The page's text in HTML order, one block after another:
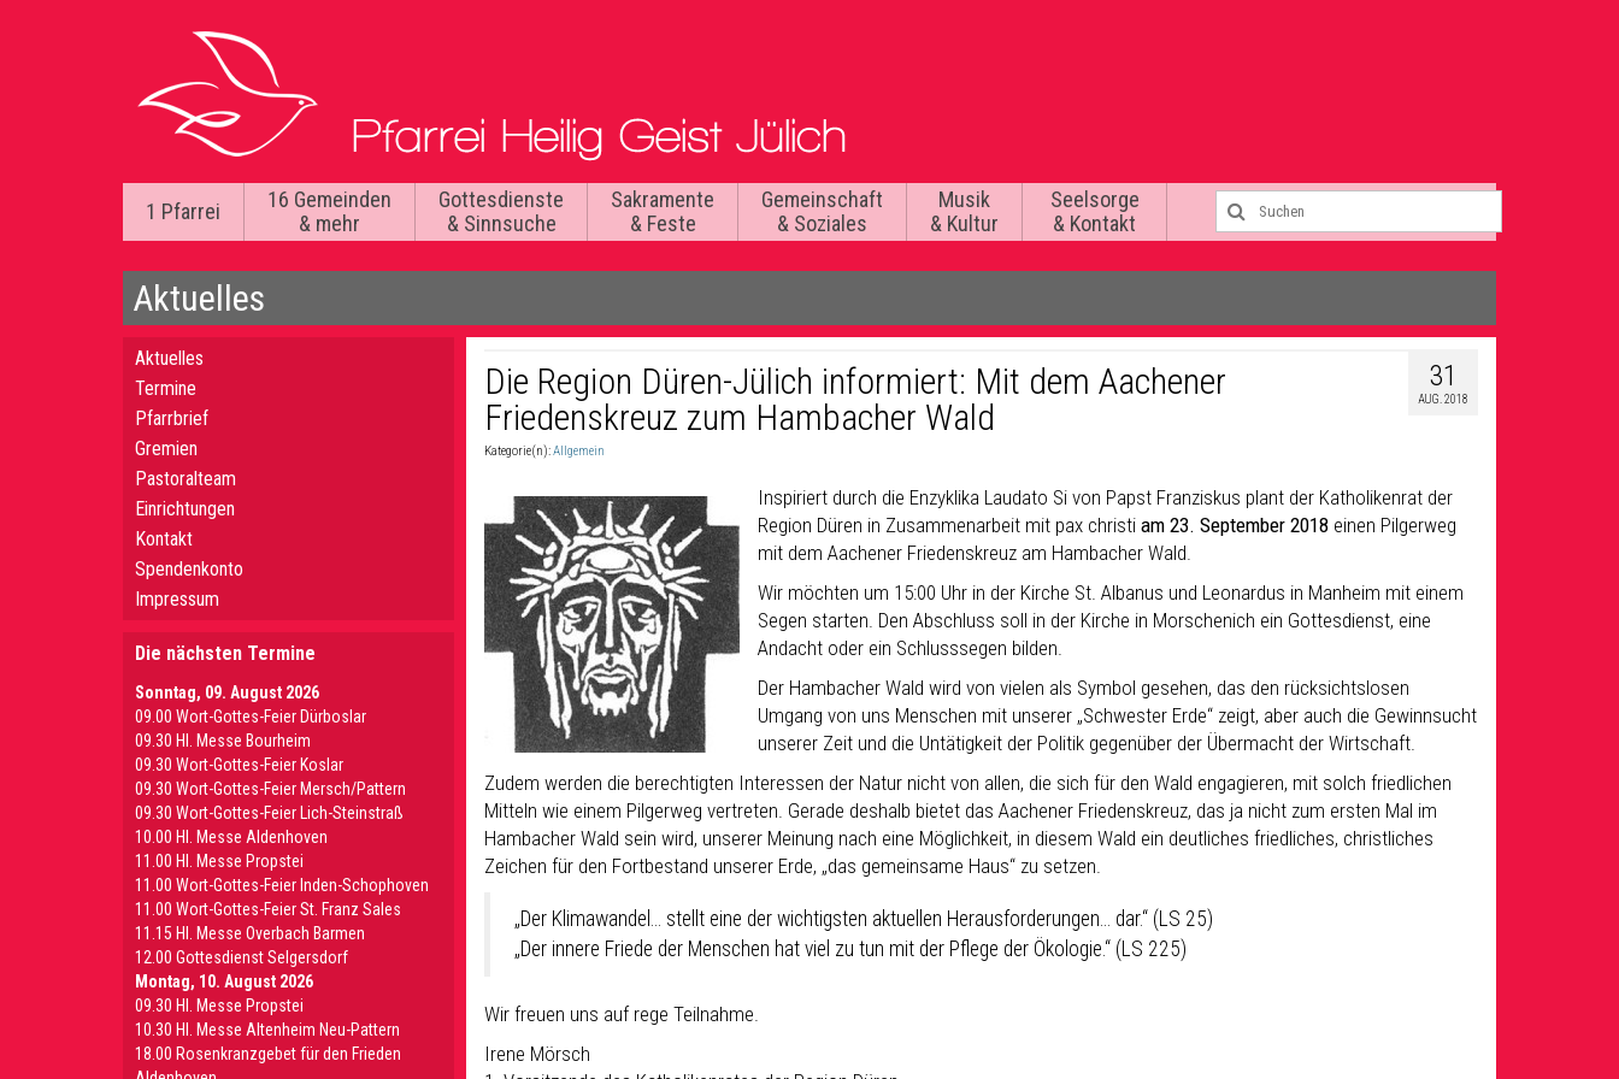
1 Pfarrei
16 Gemeinden
& mehr
Gottesdienste
& Sinnsuche
Sakramente
& Feste
Gemeinschaft
& Soziales
Musik
& Kultur
Seelsorge
& Kontakt
Aktuelles
31
AUG. 2018
Die Region Düren-Jülich informiert: Mit dem Aachener
Friedenskreuz zum Hambacher Wald
Kategorie(n):Allgemein
Inspiriert durch die Enzyklika Laudato Si von Papst Franziskus plant der Katholikenrat der
Region Düren in Zusammenarbeit mit pax christi am 23. September 2018 einen Pilgerweg
mit dem Aachener Friedenskreuz am Hambacher Wald.
Wir möchten um 15:00 Uhr in der Kirche St. Albanus und Leonardus in Manheim mit einem
Segen starten. Den Abschluss soll in der Kirche in Morschenich ein Gottesdienst, eine
Andacht oder ein Schlusssegen bilden.
Der Hambacher Wald wird von vielen als Symbol gesehen, das den rücksichtslosen
Umgang von uns Menschen mit unserer „Schwester Erde“ zeigt, aber auch die Gewinnsucht
unserer Zeit und die Untätigkeit der Politik gegenüber der Übermacht der Wirtschaft.
Zudem werden die berechtigten Interessen der Natur nicht von allen, die sich für den Wald engagieren, mit solch friedlichen
Mitteln wie einem Pilgerweg vertreten. Gerade deshalb bietet das Aachener Friedenskreuz, das ja nicht zum ersten Mal im
Hambacher Wald sein wird, unserer Meinung nach eine Möglichkeit, in diesem Wald ein deutliches friedliches, christliches
Zeichen für den Fortbestand unserer Erde, „das gemeinsame Haus“ zu setzen.
„Der Klimawandel… stellt eine der wichtigsten aktuellen Herausforderungen… dar.“ (LS 25)
„Der innere Friede der Menschen hat viel zu tun mit der Pflege der Ökologie.“ (LS 225)
Wir freuen uns auf rege Teilnahme.
Irene Mörsch
Aktuelles
Termine
Pfarrbrief
Gremien
Pastoralteam
Einrichtungen
Kontakt
Spendenkonto
Impressum
Die nächsten Termine
Sonntag, 09. August 2026
09.00 Wort-Gottes-Feier Dürboslar
09.30 HI. Messe Bourheim
09.30 Wort-Gottes-Feier Koslar
09.30 Wort-Gottes-Feier Mersch/Pattern
09.30 Wort-Gottes-Feier Lich-Steinstraß
10.00 Hl. Messe Aldenhoven
11.00 Hl. Messe Propstei
11.00 Wort-Gottes-Feier Inden-Schophoven
11.00 Wort-Gottes-Feier St. Franz Sales
11.15 Hl. Messe Overbach Barmen
12.00 Gottesdienst Selgersdorf
Montag, 10. August 2026
09.30 Hl. Messe Propstei
10.30 Hl. Messe Altenheim Neu-Pattern
18.00 Rosenkranzgebet für den Frieden